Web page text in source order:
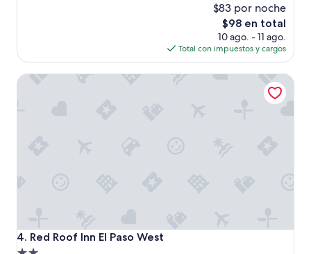
y
o
l
p
$83 por noche
El
precio
actual
es
de
$98 en total
10 ago. - 11 ago.
Total con impuestos y cargos
4. Red Roof Inn El Paso West
Red Roof Inn El Paso West
Red Roof Inn El Paso West